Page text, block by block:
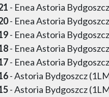
- Enea Astoria
- Enea Astoria
- Enea Astoria
- Enea Astoria
- Enea Astoria
- Astoria Bydgoszcz
- Astoria Bydgoszcz